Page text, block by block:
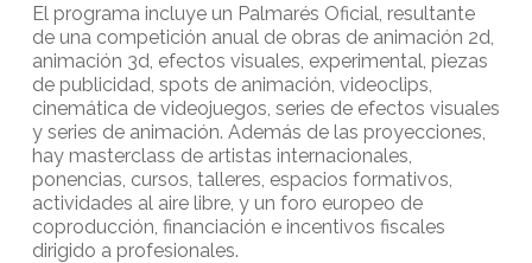
El programa incluye un Palmarés Oficial, resultante
de una competición anual de obras de animación 2d,
animación 3d, efectos visuales, experimental, piezas
de publicidad, spots de animación, videoclips,
cinemática de videojuegos, series de efectos visuales
y series de animación. Además de las proyecciones,
hay masterclass de artistas internacionales,
ponencias, cursos, talleres, espacios formativos,
actividades al aire libre, y un foro europeo de
coproducción, financiación e incentivos fiscales
dirigido a profesionales.